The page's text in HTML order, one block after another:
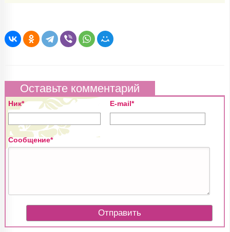
Оставьте комментарий
Ник* E-mail*
Сообщение*